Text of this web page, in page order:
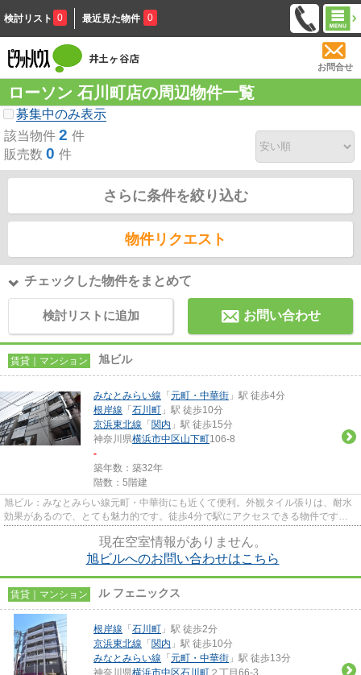
検討リスト 0 最近見た物件 0
お問合せ
ローソン 石川町店の周辺物件一覧
募集中のみ表示
該当物件 2 件
販売数 0 件
さらに条件を絞り込む
物件リクエスト
チェックした物件をまとめて
検討リストに追加 お問い合わせ
賃貸｜マンション 旭ビル
みなとみらい線 「 元町・中華街 」駅 徒歩4分
根岸線 「 石川町 」駅 徒歩10分
京浜東北線 「 関内 」駅 徒歩15分
神奈川県横浜市中区山下町106-8
-
築年数：築32年
階数：5階建
旭ビル：みなとみらい線元町・中華街にも近くて便利。外観タイル張りは、耐水
効果があるので、とても魅力的です。徒歩4分で駅にアクセスできる物件です。
現在空室情報がありません。
旭ビルへのお問い合わせはこちら
賃貸｜マンション ル フェニックス
根岸線 「 石川町 」駅 徒歩2分
京浜東北線 「 関内 」駅 徒歩10分
みなとみらい線 「 元町・中華街 」駅 徒歩13分
神奈川県横浜市中区石川町 ２丁目66-3